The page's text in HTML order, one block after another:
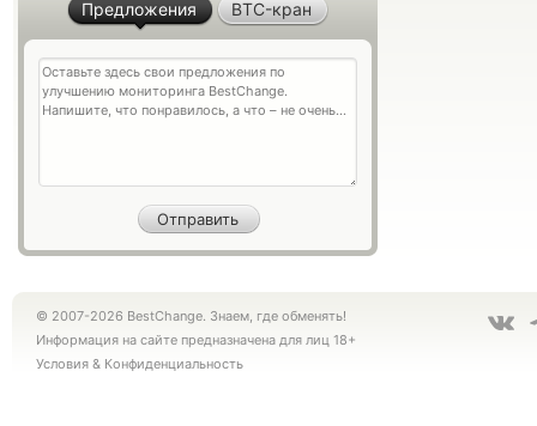
Предложения BTC-кран
© 2007-2026 BestChange. Знаем, где обменять!
Информация на сайте предназначена для лиц 18+
Условия & Конфиденциальность